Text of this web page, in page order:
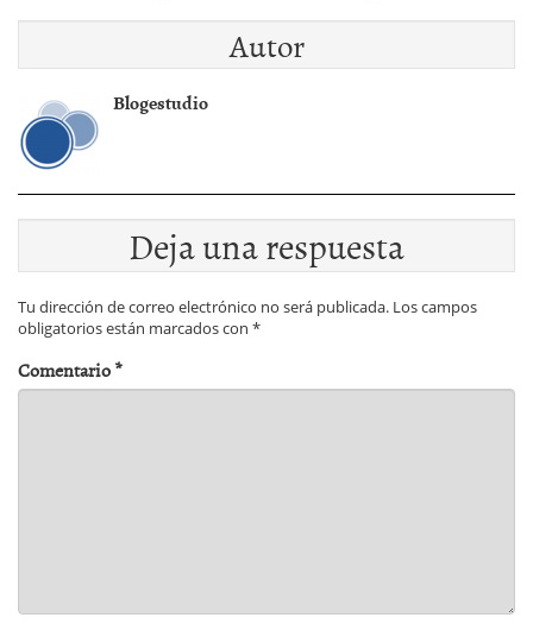
Autor
Blogestudio
Deja una respuesta
Tu dirección de correo electrónico no será publicada. Los campos
obligatorios están marcados con *
Comentario*